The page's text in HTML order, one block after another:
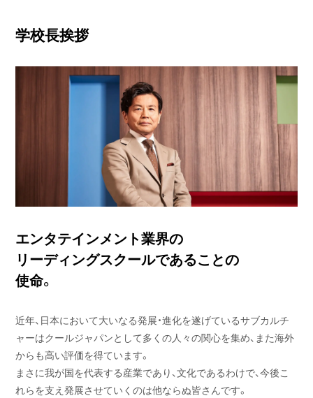
学校長挨拶
エンタテインメント業界の
リーディングスクールであることの
使命。
近年、日本において大いなる発展・進化を遂げているサブカルチ
ャーはクールジャパンとして多くの人々の関心を集め、また海外
からも高い評価を得ています。
まさに我が国を代表する産業であり、文化であるわけで、今後こ
れらを支え発展させていくのは他ならぬ皆さんです。